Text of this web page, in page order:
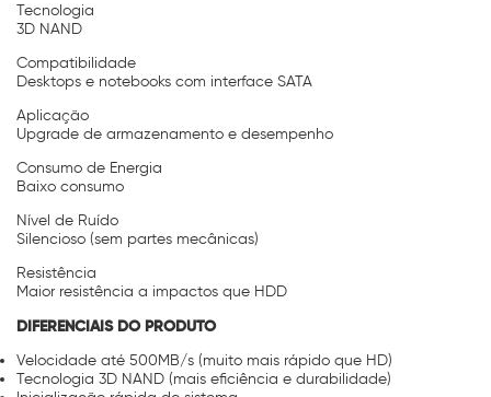
Tecnologia
3D NAND
Compatibilidade
Desktops e notebooks com interface SATA
Aplicação
Upgrade de armazenamento e desempenho
Consumo de Energia
Baixo consumo
Nível de Ruído
Silencioso (sem partes mecânicas)
Resistência
Maior resistência a impactos que HDD
DIFERENCIAIS DO PRODUTO
Velocidade até 500MB/s (muito mais rápido que HD)
Tecnologia 3D NAND (mais eficiência e durabilidade)